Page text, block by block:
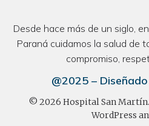
Desde hace más de un siglo,
Paraná cuidamos la salud de
compromiso,
@2025 –
© 2026 Hospital San
WordPress